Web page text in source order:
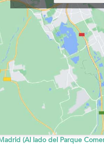
(Al lado del Parque